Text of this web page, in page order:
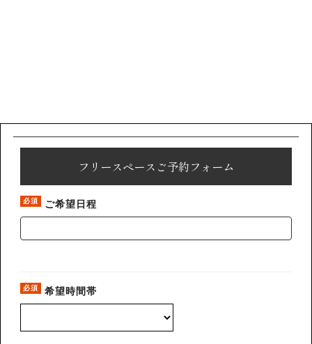
フリースペースご予約フォーム
必須 ご希望日程
必須 希望時間帯